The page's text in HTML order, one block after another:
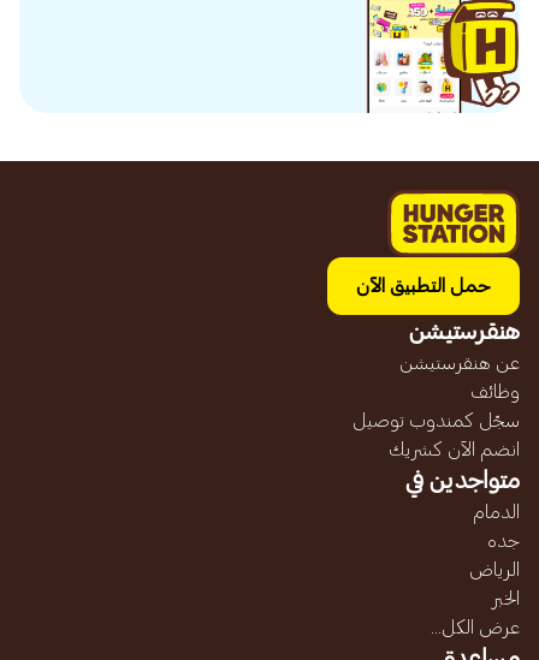
حمل التطبيق الآن
هنقرستيشن
عن هنقرستيشن
وظائف
سجّل كمندوب توصيل
انضم الآن كشريك
متواجدين في
الدمام
جده
الرياض
الخبر
عرض الكل...